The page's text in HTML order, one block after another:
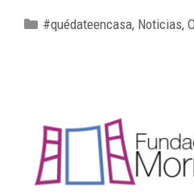
#quédateencasa, Noticias,